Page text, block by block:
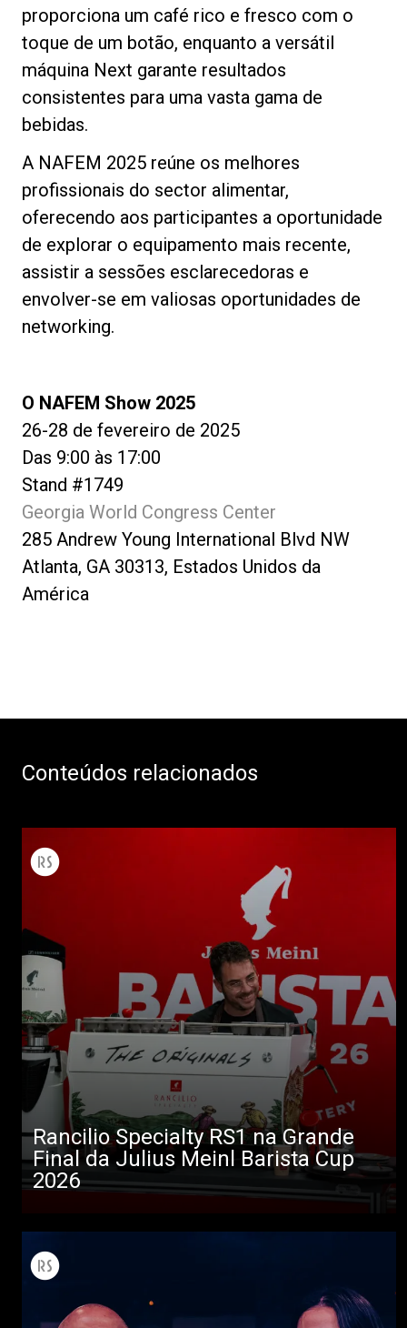
proporciona um café rico e fresco com o
toque de um botão, enquanto a versátil
máquina Next garante resultados
consistentes para uma vasta gama de
bebidas.
A NAFEM 2025 reúne os melhores
profissionais do sector alimentar,
oferecendo aos participantes a oportunidade
de explorar o equipamento mais recente,
assistir a sessões esclarecedoras e
envolver-se em valiosas oportunidades de
networking.
O NAFEM Show 2025
26-28 de fevereiro de 2025
Das 9:00 às 17:00
Stand #1749
Georgia World Congress Center
285 Andrew Young International Blvd NW
Atlanta, GA 30313, Estados Unidos da
América
Conteúdos relacionados
Rancilio Specialty RS1 na Grande
Final da Julius Meinl Barista Cup
2026